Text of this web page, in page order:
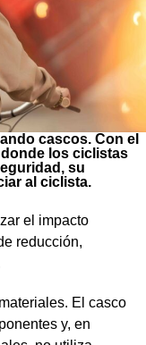
cascos. Con el
los ciclistas
su
al ciclista.
el impacto
reducción,
El casco
y, en